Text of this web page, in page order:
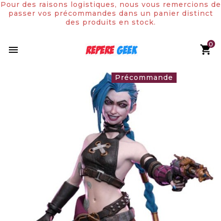

Pour des raisons logistiques, nous vous remercions de
passer vos précommandes dans un panier distinct
des produits en stock.
0
Précommande